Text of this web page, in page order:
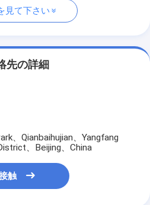
見て下さい
先の詳細
、Qianbaihujian、Yangfang
、Beijing、China
触